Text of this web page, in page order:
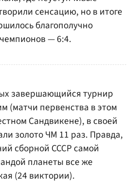
сенсацию, но в итоге
благополучно
— 6:4.
завершающийся турнир
(матчи первенства в этом
Сандвикене), в своей
золото ЧМ 11 раз. Правда,
сборной СССР самой
планеты все же
(24 виктории).